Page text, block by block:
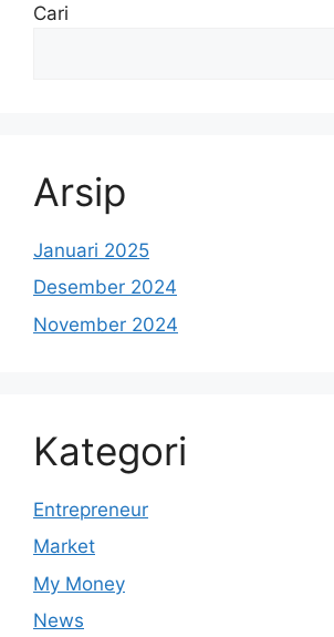
Cari
Arsip
Januari 2025
Desember 2024
November 2024
Kategori
Entrepreneur
Market
My Money
News